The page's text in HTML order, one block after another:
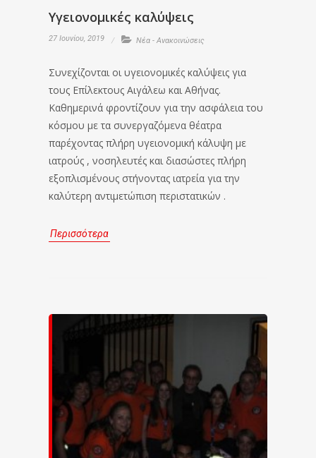
Υγειονομικές καλύψεις
27 Ιουνίου, 2019 Νέα - Ανακοινώσεις
Συνεχίζονται οι υγειονομικές καλύψεις για
τους Επίλεκτους Αιγάλεω και Αθήνας.
Καθημερινά φροντίζουν για την ασφάλεια του
κόσμου με τα συνεργαζόμενα θέατρα
παρέχοντας πλήρη υγειονομική κάλυψη με
ιατρούς , νοσηλευτές και διασώστες πλήρη
εξοπλισμένους στήνοντας ιατρεία για την
καλύτερη αντιμετώπιση περιστατικών .
Περισσότερα